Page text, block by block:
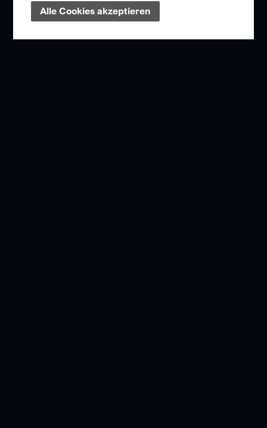
Alle Cookies akzeptieren